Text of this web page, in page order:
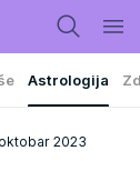
Astrologija
2023